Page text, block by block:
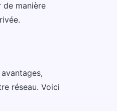
de manière
réseau. Voici